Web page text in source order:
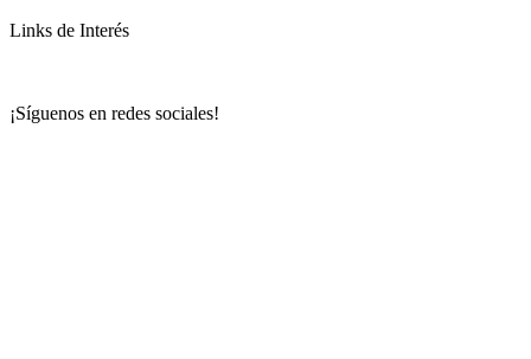
Links de Interés
¡Síguenos en redes sociales!